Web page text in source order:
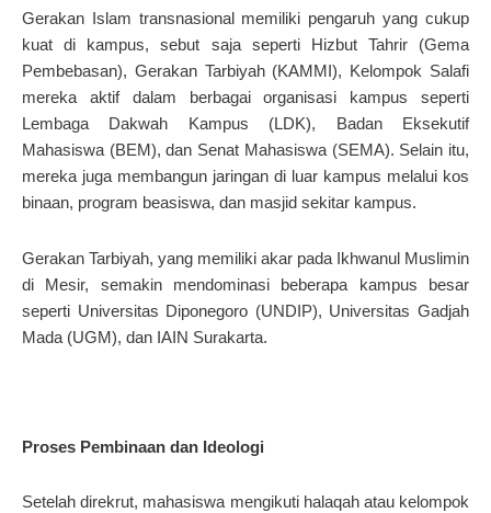
Gerakan Islam transnasional memiliki pengaruh yang cukup
kuat di kampus, sebut saja seperti Hizbut Tahrir (Gema
Pembebasan), Gerakan Tarbiyah (KAMMI), Kelompok Salafi
mereka aktif dalam berbagai organisasi kampus seperti
Lembaga Dakwah Kampus (LDK), Badan Eksekutif
Mahasiswa (BEM), dan Senat Mahasiswa (SEMA). Selain itu,
mereka juga membangun jaringan di luar kampus melalui kos
binaan, program beasiswa, dan masjid sekitar kampus.
Gerakan Tarbiyah, yang memiliki akar pada Ikhwanul Muslimin
di Mesir, semakin mendominasi beberapa kampus besar
seperti Universitas Diponegoro (UNDIP), Universitas Gadjah
Mada (UGM), dan IAIN Surakarta.
Proses Pembinaan dan Ideologi
Setelah direkrut, mahasiswa mengikuti halaqah atau kelompok